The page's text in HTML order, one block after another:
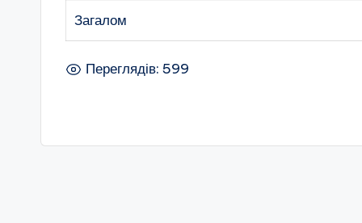
Загалом
Переглядів: 599